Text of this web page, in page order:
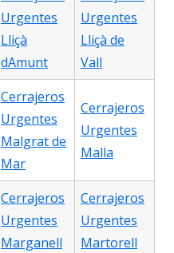
Urgentes
Lliçà
dAmunt
Urgentes
Lliçà de
Vall
Cerrajeros
Urgentes
Malgrat de
Mar
Cerrajeros
Urgentes
Malla
Cerrajeros
Urgentes
Marganell
Cerrajeros
Urgentes
Martorell